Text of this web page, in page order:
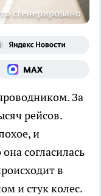
сгенерировано
За
рейсов.
и
согласилась
в
и стук колес.